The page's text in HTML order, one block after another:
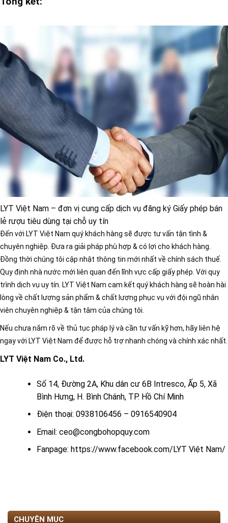
LYT Việt Nam – đơn vị cung cấp dịch vụ đăng ký Giấy phép bán
lẻ rượu tiêu dùng tại chỗ uy tín
Đến với LYT Việt Nam quý khách hàng sẽ được tư vấn tận tình &
chuyên nghiệp. Đưa ra giải pháp phù hợp & có lợi cho khách hàng.
Đồng thời chúng tôi cập nhật thông tin mới nhất về chính sách thuế.
Quy định nhà nước mới liên quan đến lĩnh vực cấp giấy phép. Với quy
trình dịch vụ uy tín. LYT Việt Nam cam kết quý khách hàng sẽ hoàn hài
lòng về chất lượng sản phẩm & chất lượng phục vụ với đội ngũ nhân
viên chuyên nghiệp & tận tâm của chúng tôi.
Nếu chưa nắm rõ về thủ tục pháp lý và cần tư vấn kỹ hơn, hãy liên hệ
ngay với LYT Việt Nam để được hỗ trợ nhanh chóng và chính xác nhất.
LYT Việt Nam Co., Ltd.
Số 14, Đường 2A, Khu dân cư 6B Intresco, Ấp 5, Xã
Bình Hưng, H. Bình Chánh, TP. Hồ Chí Minh
Điện thoại: 0938106456 – 0916540904
Email: ceo@congbohopquy.com
Fanpage: https://www.facebook.com/LYT Việt Nam/
CHUYÊN MỤC